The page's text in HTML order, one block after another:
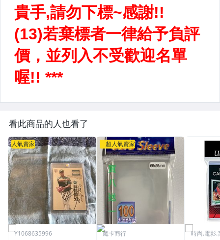
看此商品的人也看了
人氣賣家
Y1068635996
超人氣賣家
魔卡商行 時尚.電影.